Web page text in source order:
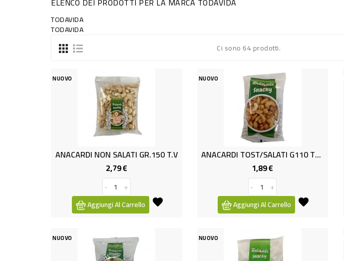
TODAVIDA
TODAVIDA
Ci sono 64 prodotti.
NUOVO
ANACARDI NON SALATI GR.150 T.V
2,79 €Prezzo
-
+
Aggiungi Al Carrello
NUOVO
ANACARDI TOST/SALATI G110 TODA
1,89 €
-
+
Aggiungi Al Carrello
NUOVO NUOVO